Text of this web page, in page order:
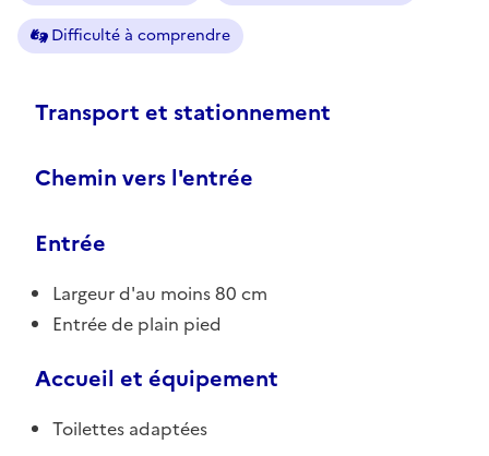
Difficulté à comprendre
Transport et stationnement
Chemin vers l'entrée
Entrée
Largeur d'au moins 80 cm
Entrée de plain pied
Accueil et équipement
Toilettes adaptées